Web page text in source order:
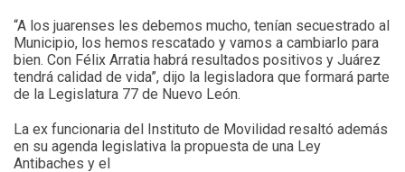
“A los juarenses les debemos mucho, tenían secuestrado al
Municipio, los hemos rescatado y vamos a cambiarlo para
bien. Con Félix Arratia habrá resultados positivos y Juárez
tendrá calidad de vida”, dijo la legisladora que formará parte
de la Legislatura 77 de Nuevo León.
La ex funcionaria del Instituto de Movilidad resaltó además
en su agenda legislativa la propuesta de una Ley
Antibaches y el